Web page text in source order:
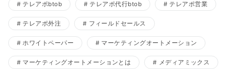
テレアポbtob テレアポ代行btob テレアポ営業
テレアポ外注 フィールドセールス
ホワイトペーパー マーケティングオートメーション
マーケティングオートメーションとは メディアミックス